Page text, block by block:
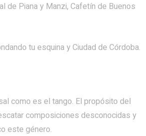
de Piana y Manzi, Cafetín de Buenos
tu esquina y Ciudad de Córdoba.
como es el tango. El propósito del
composiciones desconocidas y
este género.